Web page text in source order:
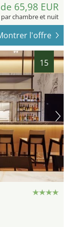
de 65,98 EUR
par chambre et nuit
l'offre
15